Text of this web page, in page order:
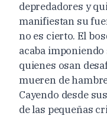
depredadores y
manifiestan su
no es cierto. El
acaba
quienes osan
mueren de
Cayendo desde
de las pequeñas